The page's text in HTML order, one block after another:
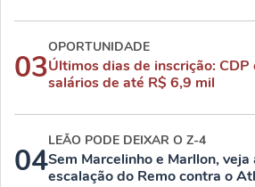
03
OPORTUNIDADE
Últimos dias de inscrição:
salários de até R$ 6,9 mil
04
LEÃO PODE DEIXAR O Z-4
Sem Marcelinho e Marllon, veja
escalação do Remo contra o